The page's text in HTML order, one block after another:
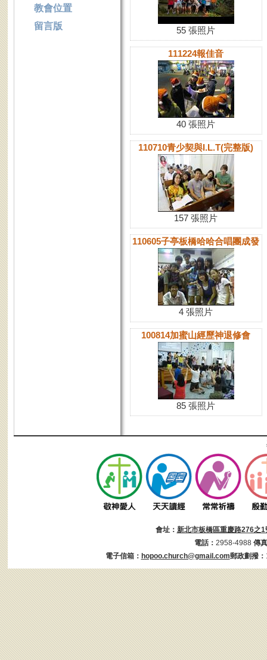
55 張照片
111224報佳音
40 張照片
110710青少契與I.L.T(完整版)
157 張照片
110605子亭板橋哈哈合唱團成發
4 張照片
100814加蜜山經歷神退修會
85 張照片
教會位置
留言版
會址： 新北市板橋區重慶路276之1
電話： 2958-4988 傳
電子信箱： hopoo.church@gmail.com郵政劃撥：